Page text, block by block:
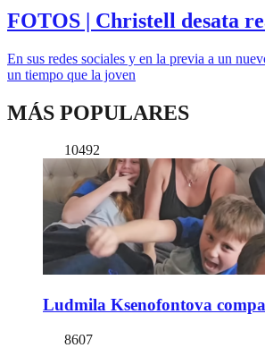
FOTOS | Christell desata
En sus redes sociales y en la previa a un
un tiempo que la joven
MÁS POPULARES
10492
Ludmila Ksenofontova
8607